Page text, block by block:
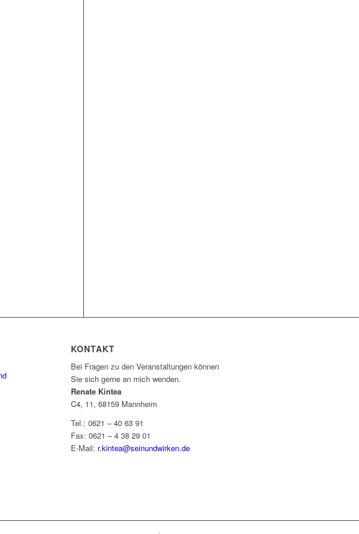
KONTAKT
Bei Fragen zu den Veranstaltungen können
Sie sich gerne an mich wenden.
Renate Kintea
C4, 11, 68159 Mannheim
Tel.: 0621 – 40 63 91
Fax: 0621 – 4 38 29 01
E-Mail: r.kintea@seinundwirken.de